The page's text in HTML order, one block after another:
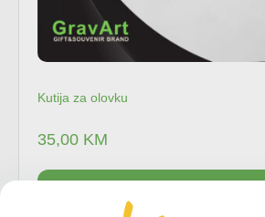
Kutija za olovku
35,00 KM